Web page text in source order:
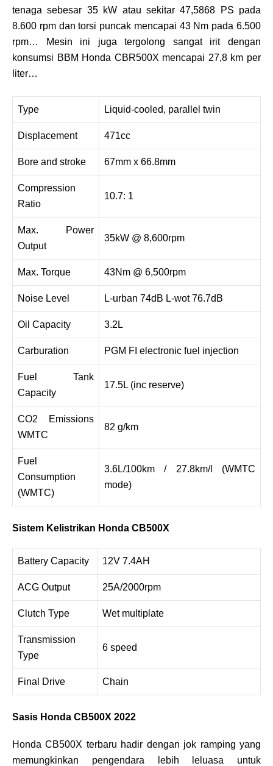
tenaga sebesar 35 kW atau sekitar 47,5868 PS pada
8.600 rpm dan torsi puncak mencapai 43 Nm pada 6.500
rpm… Mesin ini juga tergolong sangat irit dengan
konsumsi BBM Honda CBR500X mencapai 27,8 km per
liter…
Type Liquid-cooled, parallel twin
Displacement 471cc
Bore and stroke 67mm x 66.8mm
Compression
Ratio
10.7: 1
Max. Power
Output
35kW @ 8,600rpm
Max. Torque 43Nm @ 6,500rpm
Noise Level L-urban 74dB L-wot 76.7dB
Oil Capacity 3.2L
Carburation PGM FI electronic fuel injection
Fuel Tank
Capacity
17.5L (inc reserve)
CO2 Emissions
WMTC
82 g/km
Fuel
Consumption
(WMTC)
3.6L/100km / 27.8km/l (WMTC
mode)
Sistem Kelistrikan Honda CB500X
Battery Capacity 12V 7.4AH
ACG Output 25A/2000rpm
Clutch Type Wet multiplate
Transmission
Type
6 speed
Final Drive Chain
Sasis Honda CB500X 2022
Honda CB500X terbaru hadir dengan jok ramping yang
memungkinkan pengendara lebih leluasa untuk